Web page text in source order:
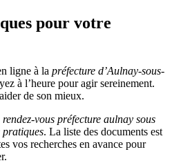
pour votre
ligne à la préfecture d’Aulnay-sous-
à l’heure pour agir sereinement.
de son mieux.
rendez-vous préfecture aulnay sous
. La liste des documents est
vos recherches en avance pour